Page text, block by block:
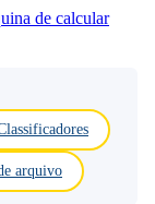
de calcular
arquivo